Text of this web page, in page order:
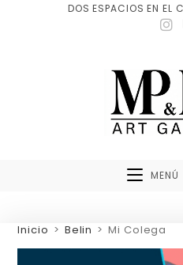
DOS ESPACIOS EN EL
MENÚ
Inicio > Belin > Mi Colega